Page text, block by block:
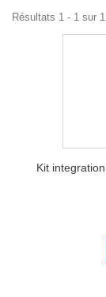
Résultats 1 - 1 sur
Kit